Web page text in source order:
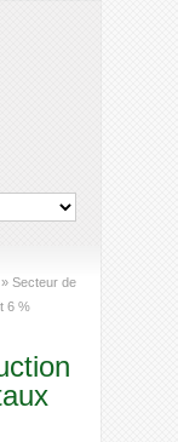
» Secteur de
6 %